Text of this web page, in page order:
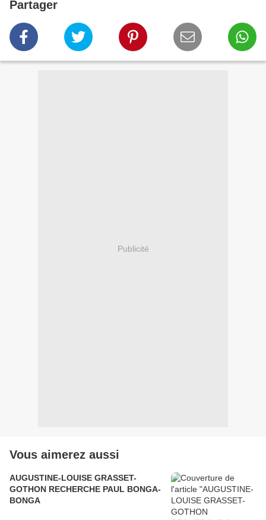
Partager
Publicité
Vous aimerez aussi
AUGUSTINE-LOUISE GRASSET-
GOTHON RECHERCHE PAUL BONGA-
BONGA